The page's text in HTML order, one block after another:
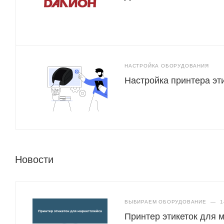
НАСТРОЙКА ОБОРУДОВАНИЯ
Настройка принтера
Новости
ВЫБИРАЕМ ОБОРУДОВАНИЕ —
Принтер этикеток для